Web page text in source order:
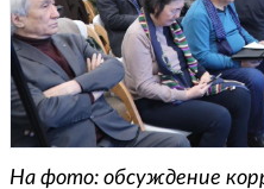
На фото: обсуждение